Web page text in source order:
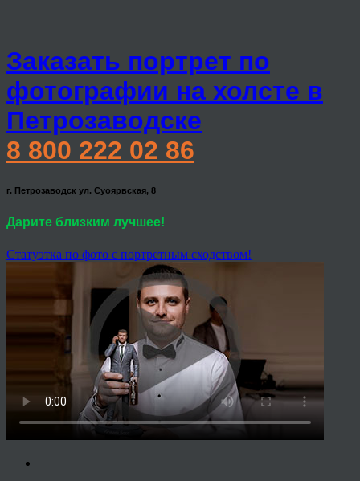
Заказать портрет по
фотографии на холсте в
Петрозаводске
8 800 222 02 86
г. Петрозаводск ул. Суоярвская, 8
Дарите близким лучшее!
Статуэтка по фото с портретным сходством!